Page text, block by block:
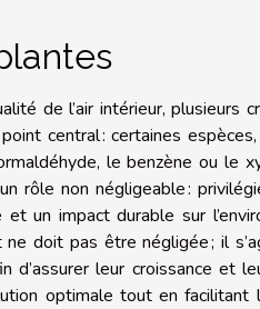
de l’air intérieur, plusieurs
central : certaines
le benzène ou le
rôle non négligeable :
un impact durable sur
doit pas être négligée ; il
d’assurer leur croissance et
optimale tout en facilitant